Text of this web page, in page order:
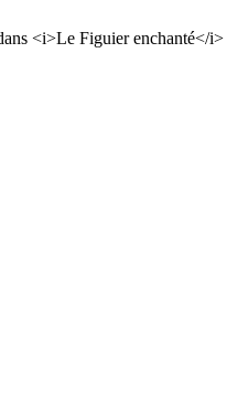
<i>Le Figuier enchanté</